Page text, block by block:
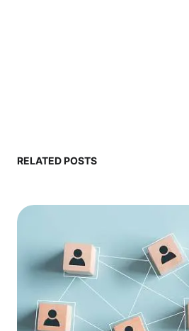
RELATED POSTS